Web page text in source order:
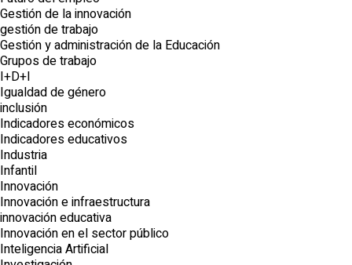
Gestión de la innovación
gestión de trabajo
Gestión y administración de la Educación
Grupos de trabajo
I+D+I
Igualdad de género
inclusión
Indicadores económicos
Indicadores educativos
Industria
Infantil
Innovación
Innovación e infraestructura
innovación educativa
Innovación en el sector público
Inteligencia Artificial